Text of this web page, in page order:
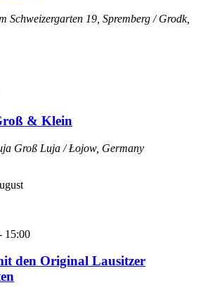
Schweizergarten 19, Spremberg / Grodk,
& Klein
Groß Luja / Łojow, Germany
15:00
den Original Lausitzer